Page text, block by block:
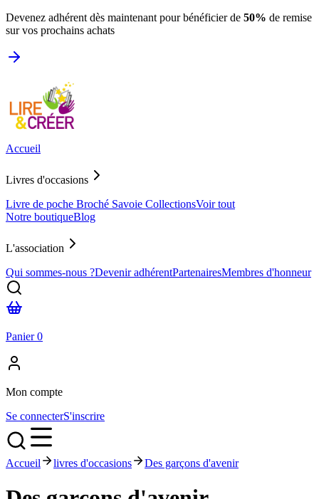
Devenez adhérent dès maintenant pour bénéficier de 50% de remise
sur vos prochains achats
Accueil
Livres d'occasions
Livre de poche Broché Savoie CollectionsVoir tout
Notre boutiqueBlog
L'association
Qui sommes-nous ?Devenir adhérentPartenairesMembres d'honneur
Panier0
Mon compte
Se connecterS'inscrire
Accueil livres d'occasions Des garçons d'avenir